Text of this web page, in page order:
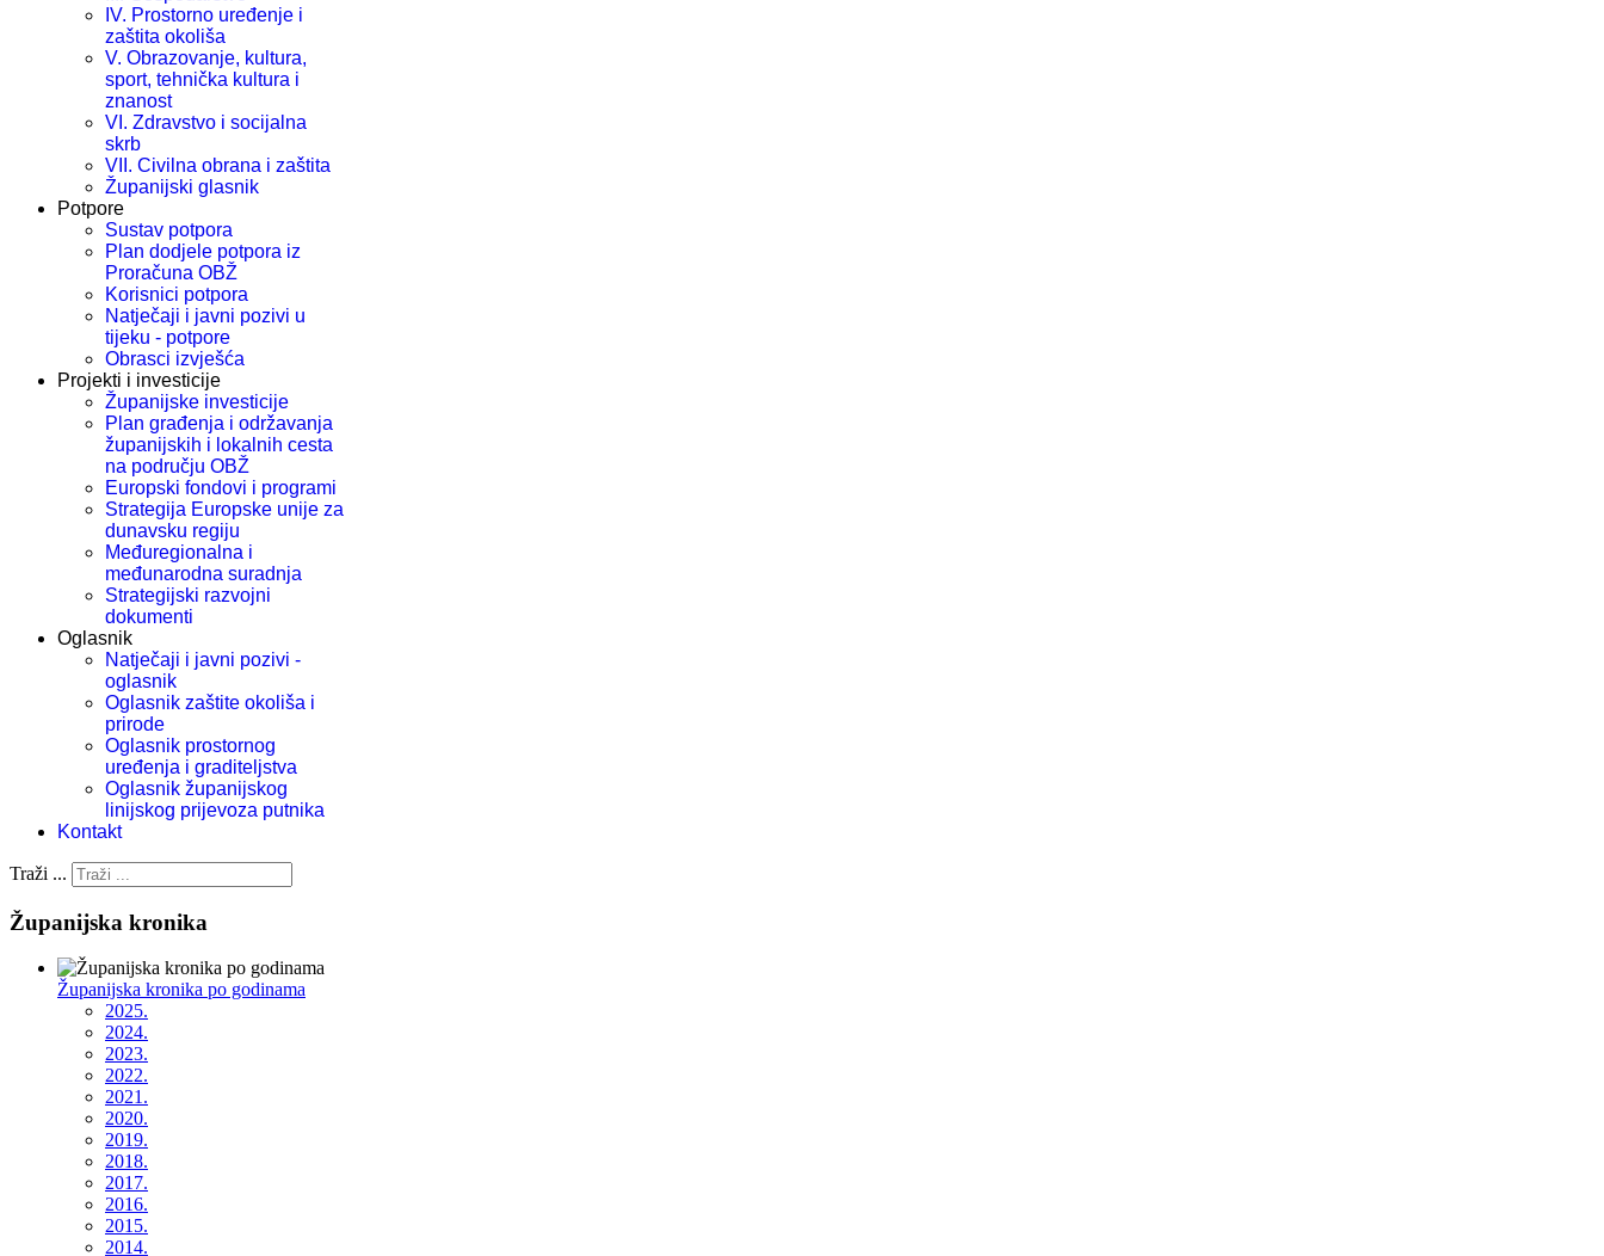
IV. Prostorno uređenje i
zaštita okoliša
V. Obrazovanje, kultura,
sport, tehnička kultura i
znanost
VI. Zdravstvo i socijalna
skrb
VII. Civilna obrana i zaštita
Županijski glasnik
Potpore
Sustav potpora
Plan dodjele potpora iz
Proračuna OBŽ
Korisnici potpora
Natječaji i javni pozivi u
tijeku - potpore
Obrasci izvješća
Projekti i investicije
Županijske investicije
Plan građenja i održavanja
županijskih i lokalnih cesta
na području OBŽ
Europski fondovi i programi
Strategija Europske unije za
dunavsku regiju
Međuregionalna i
međunarodna suradnja
Strategijski razvojni
dokumenti
Oglasnik
Natječaji i javni pozivi -
oglasnik
Oglasnik zaštite okoliša i
prirode
Oglasnik prostornog
uređenja i graditeljstva
Oglasnik županijskog
linijskog prijevoza putnika
Kontakt
Traži ...
Županijska kronika
Županijska kronika po godinama
2025.
2024.
2023.
2022.
2021.
2020.
2019.
2018.
2017.
2016.
2015.
2014.